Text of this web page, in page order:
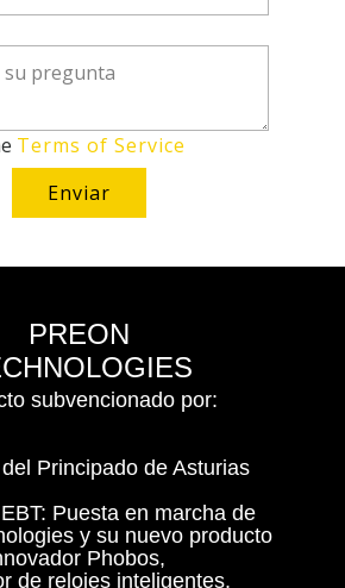
Terms of Service
Enviar
PREON
subvencionado por:
Principado de Asturias
Puesta en marcha de
y su nuevo producto
Phobos,
de relojes inteligentes.